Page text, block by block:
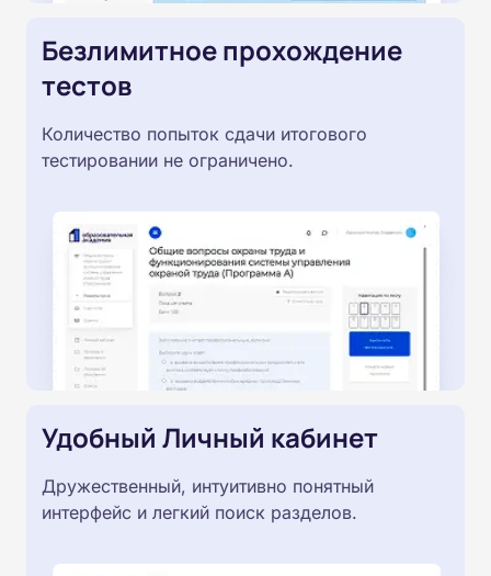
Безлимитное прохождение
тестов
Количество попыток сдачи итогового
тестировании не ограничено.
Удобный Личный кабинет
Дружественный, интуитивно понятный
интерфейс и легкий поиск разделов.